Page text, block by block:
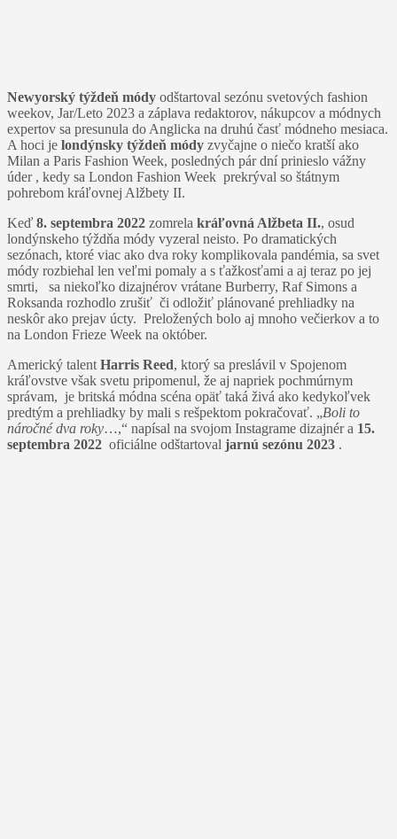
Newyorský týždeň módy odštartoval sezónu svetových fashion
weekov, Jar/Leto 2023 a záplava redaktorov, nákupcov a módnych
expertov sa presunula do Anglicka na druhú časť módneho mesiaca.
A hoci je londýnsky týždeň módy zvyčajne o niečo kratší ako
Milan a Paris Fashion Week, posledných pár dní prinieslo vážny
úder , kedy sa London Fashion Week prekrýval so štátnym
pohrebom kráľovnej Alžbety II.
Keď 8. septembra 2022 zomrela kráľovná Alžbeta II., osud
londýnskeho týždňa módy vyzeral neisto. Po dramatických
sezónach, ktoré viac ako dva roky komplikovala pandémia, sa svet
módy rozbiehal len veľmi pomaly a s ťažkosťami a aj teraz po jej
smrti, sa niekoľko dizajnérov vrátane Burberry, Raf Simons a
Roksanda rozhodlo zrušiť či odložiť plánované prehliadky na
neskôr ako prejav úcty. Preložených bolo aj mnoho večierkov a to
na London Frieze Week na október.
Americký talent Harris Reed, ktorý sa preslávil v Spojenom
kráľovstve však svetu pripomenul, že aj napriek pochmúrnym
správam, je britská módna scéna opäť taká živá ako kedykoľvek
predtým a prehliadky by mali s rešpektom pokračovať. „Boli to
náročné dva roky…,“ napísal na svojom Instagrame dizajnér a 15.
septembra 2022 oficiálne odštartoval jarnú sezónu 2023 .